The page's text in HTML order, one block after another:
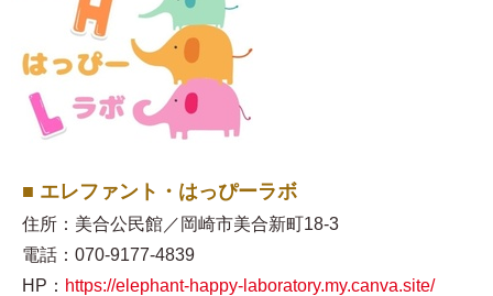
■ エレファント・はっぴーラボ
住所：美合公民館／岡崎市美合新町18-3
電話：070-9177-4839
HP： https://elephant-happy-laboratory.my.canva.site/